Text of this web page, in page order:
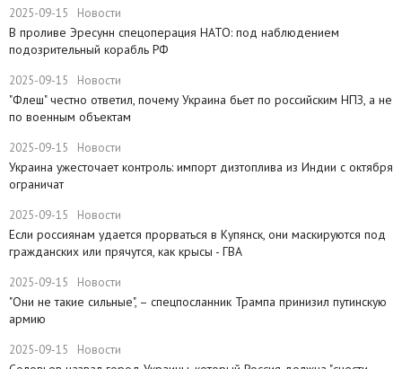
2025-09-15 Новости
​В проливе Эресунн спецоперация НАТО: под наблюдением
подозрительный корабль РФ
2025-09-15 Новости
"Флеш" честно ответил, почему Украина бьет по российским НПЗ, а не
по военным объектам
2025-09-15 Новости
Украина ужесточает контроль: импорт дизтоплива из Индии с октября
ограничат
2025-09-15 Новости
Если россиянам удается прорваться в Купянск, они маскируются под
гражданских или прячутся, как крысы - ГВА
2025-09-15 Новости
"Они не такие сильные", – спецпосланник Трампа принизил путинскую
армию
2025-09-15 Новости